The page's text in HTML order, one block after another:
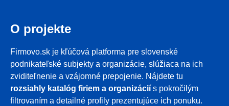
O projekte
Firmovo.sk je kľúčová platforma pre slovenské
podnikateľské subjekty a organizácie, slúžiaca na ich
zviditeľnenie a vzájomné prepojenie. Nájdete tu
rozsiahly katalóg firiem a organizácií s pokročilým
filtrovaním a detailné profily prezentujúce ich ponuku.